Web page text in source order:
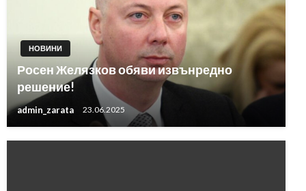
НОВИНИ
Росен Желязков обяви извънредно
решение!
admin_zarata 23.06.2025